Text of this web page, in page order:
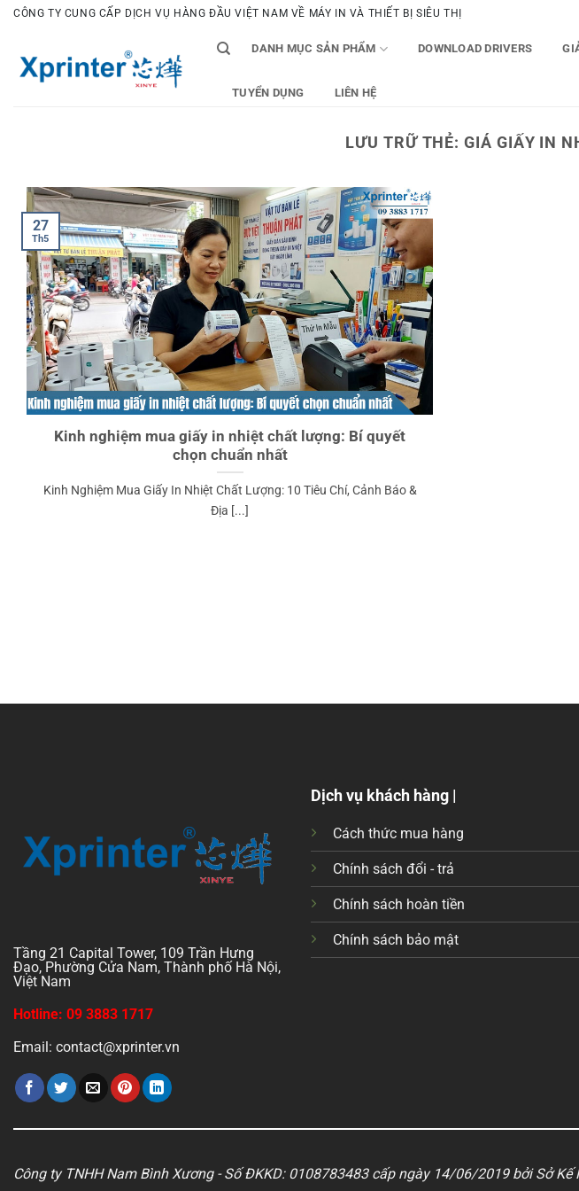
Bỏ
dung
CÔNG TY CUNG CẤP DỊCH VỤ HÀNG ĐẦU VIỆT NAM VỀ MÁY IN VÀ THIẾT BỊ SIÊU THỊ
DANH MỤC SẢN PHẨM DOWNLOAD DRIVERS
TUYỂN DỤNG LIÊN HỆ
LƯU TRỮ THẺ:GIÁ GIẤY IN
Kinh nghiệm mua giấy in nhiệt chất lượng: Bí quyết
chọn chuẩn nhất
Kinh Nghiệm Mua Giấy In Nhiệt Chất Lượng: 10 Tiêu Chí, Cảnh Báo &
Địa [...]
27
Th5
Tầng 21 Capital Tower, 109 Trần Hưng
Đạo, Phường Cửa Nam, Thành phố Hà Nội,
Việt Nam
Hotline: 09 3883 1717
Email: contact@xprinter.vn
Dịch vụ khách hàng |
Cách thức mua hàng
Chính sách đổi - trả
Chính sách hoàn tiền
Chính sách bảo mật
Công ty TNHH Nam Bình Xương - Số ĐKKD: 0108783483 cấp ngày 14/06/2019 bởi Sở